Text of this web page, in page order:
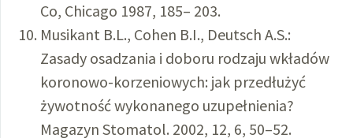
Co, Chicago 1987, 185– 203.
Musikant B.L., Cohen B.I., Deutsch A.S.:
Zasady osadzania i doboru rodzaju wkładów
koronowo-korzeniowych: jak przedłużyć
żywotność wykonanego uzupełnienia?
Magazyn Stomatol. 2002, 12, 6, 50–52.